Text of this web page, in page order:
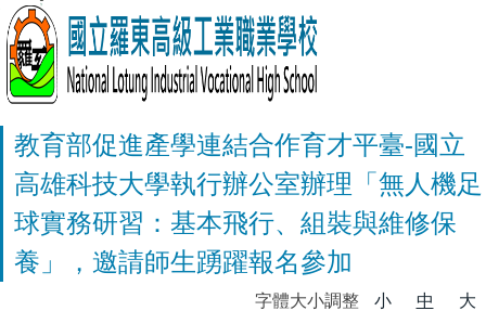
教育部促進產學連結合作育才平臺-國立
高雄科技大學執行辦公室辦理「無人機足
球實務研習：基本飛行、組裝與維修保
養」，邀請師生踴躍報名參加
字體大小調整 小 中
大